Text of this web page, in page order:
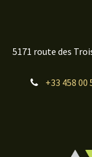
5171 route des
+33 458 00